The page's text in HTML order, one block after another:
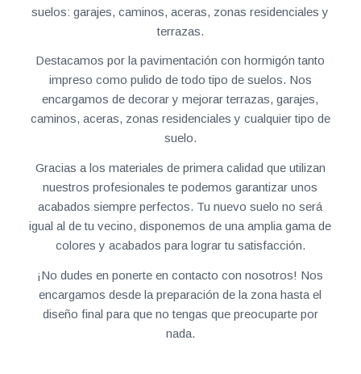
suelos: garajes, caminos, aceras, zonas residenciales y
terrazas.
Destacamos por la pavimentación con hormigón tanto
impreso como pulido de todo tipo de suelos. Nos
encargamos de decorar y mejorar terrazas, garajes,
caminos, aceras, zonas residenciales y cualquier tipo de
suelo.
Gracias a los materiales de primera calidad que utilizan
nuestros profesionales te podemos garantizar unos
acabados siempre perfectos. Tu nuevo suelo no será
igual al de tu vecino, disponemos de una amplia gama de
colores y acabados para lograr tu satisfacción.
¡No dudes en ponerte en contacto con nosotros! Nos
encargamos desde la preparación de la zona hasta el
diseño final para que no tengas que preocuparte por
nada.